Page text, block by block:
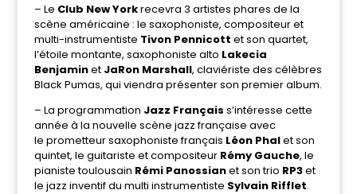
– Le Club New Yorkrecevra 3 artistes phares de la
scène américaine : le saxophoniste, compositeur et
multi-instrumentiste Tivon Pennicott et son quartet,
l’étoile montante, saxophoniste alto Lakecia
Benjaminet JaRon Marshall, claviériste des célèbres
Black Pumas, qui viendra présenter son premier album.
– La programmation Jazz Français s’intéresse cette
année à la nouvelle scène jazz française avec
le prometteur saxophoniste français Léon Phalet son
quintet, le guitariste et compositeur Rémy Gauche, le
pianiste toulousain Rémi Panossianet son trio RP3et
le jazz inventif du multi instrumentiste Sylvain Rifflet.